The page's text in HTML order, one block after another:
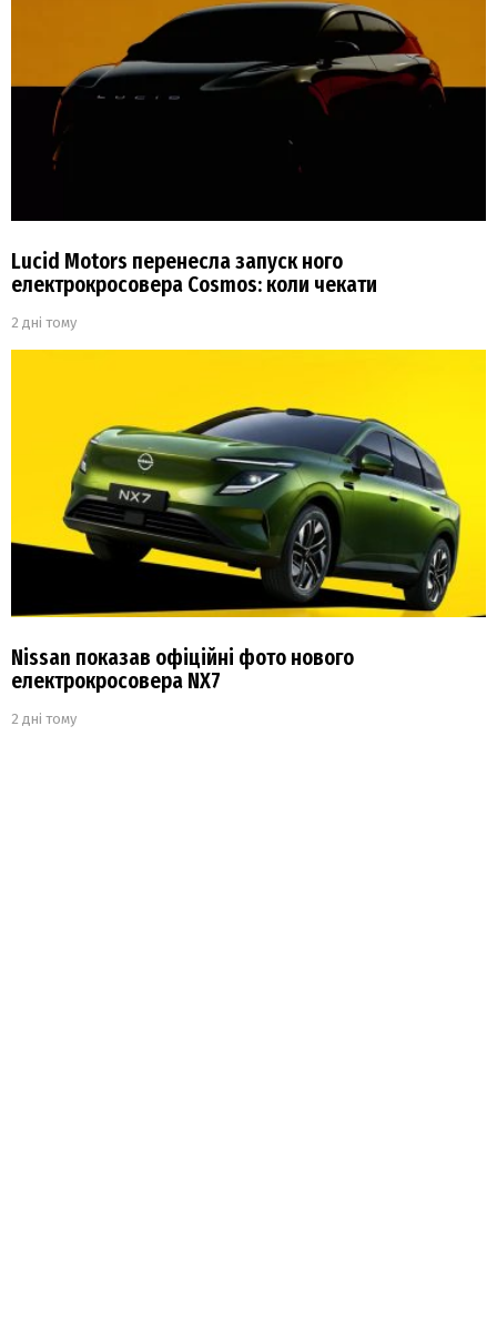
Lucid Motors перенесла запуск ного
електрокросовера Cosmos: коли чекати
2 дні тому
Nissan показав офіційні фото нового
електрокросовера NX7
2 дні тому